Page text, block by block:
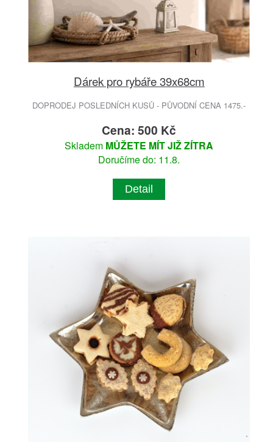
Dárek pro rybáře 39x68cm
DOPRODEJ POSLEDNÍCH KUSŮ - PŮVODNÍ CENA 1475.-
Cena: 500 Kč
Skladem MŮŽETE MÍT JIŽ ZÍTRA
Doručíme do: 11.8.
Detail